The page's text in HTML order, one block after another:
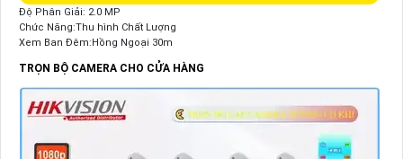
Độ Phân Giải: 2.0 MP
Chức Năng:Thu hình Chất Lượng
Xem Ban Đêm:Hồng Ngoại 30m
TRỌN BỘ CAMERA CHO CỬA HÀNG